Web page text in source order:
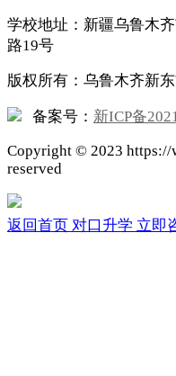
学校地址：新疆乌鲁木
路19号
版权所有：乌鲁木齐新
备案号： 新ICP备
Copyright © 2023 https://
reserved
返回首页 对口升学 立即